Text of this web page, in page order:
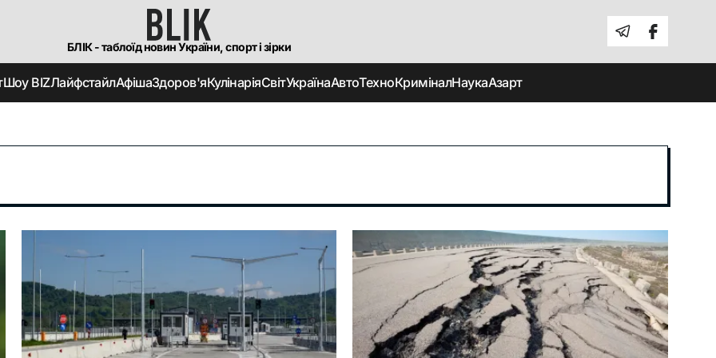
БЛІК - таблоїд новин України, спорт і зірки
Шоу BIZЛайфстайлАфішаЗдоров'яКулінаріяСвітУкраїнаАвтоТехноКриміналНаукаАзарт